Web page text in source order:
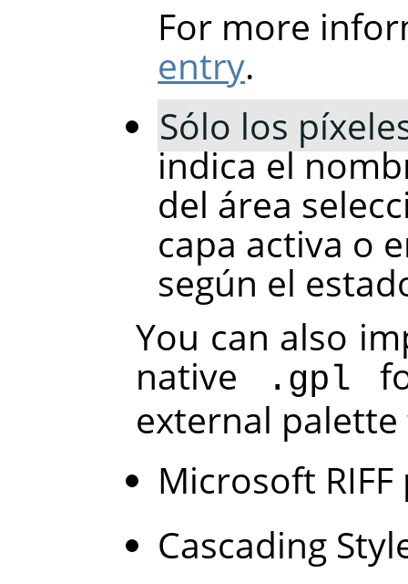
For more
entry.
Sólo los
indica el
del área
capa activa o
según el
You can also
native
.gpl
external
Microsoft
Cascading